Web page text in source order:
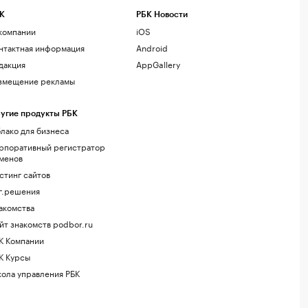
информация
рекламы
продукты РБК
для бизнеса
регистратор
сайтов
знакомств podbor.ru
Компании
Курсы
управления РБК
РБК Новости
iOS
Android
AppGallery